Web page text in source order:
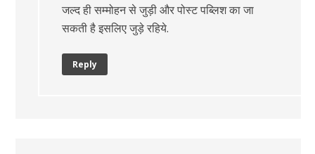
जल्द ही सम्मोहन से जुड़ी और पोस्ट पब्लिश का जा
सकती है इसलिए जुड़े रहिये.
Reply